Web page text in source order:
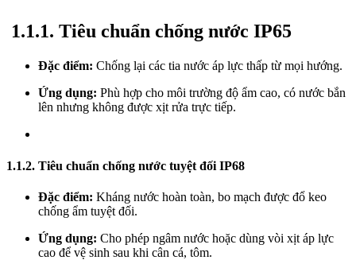
1.1.1. Tiêu chuẩn chống nước IP65
Đặc điểm: Chống lại các tia nước áp lực thấp từ mọi hướng.
Ứng dụng: Phù hợp cho môi trường độ ẩm cao, có nước bắn
lên nhưng không được xịt rửa trực tiếp.
1.1.2. Tiêu chuẩn chống nước tuyệt đối IP68
Đặc điểm: Kháng nước hoàn toàn, bo mạch được đổ keo
chống ẩm tuyệt đối.
Ứng dụng: Cho phép ngâm nước hoặc dùng vòi xịt áp lực
cao để vệ sinh sau khi cân cá, tôm.